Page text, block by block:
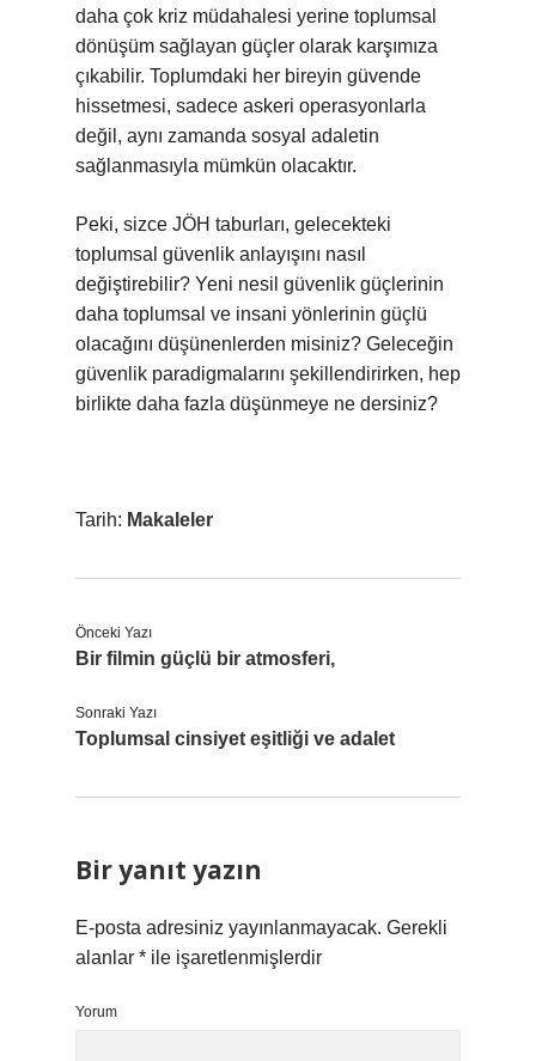
daha çok kriz müdahalesi yerine toplumsal
dönüşüm sağlayan güçler olarak karşımıza
çıkabilir. Toplumdaki her bireyin güvende
hissetmesi, sadece askeri operasyonlarla
değil, aynı zamanda sosyal adaletin
sağlanmasıyla mümkün olacaktır.
Peki, sizce JÖH taburları, gelecekteki
toplumsal güvenlik anlayışını nasıl
değiştirebilir? Yeni nesil güvenlik güçlerinin
daha toplumsal ve insani yönlerinin güçlü
olacağını düşünenlerden misiniz? Geleceğin
güvenlik paradigmalarını şekillendirirken, hep
birlikte daha fazla düşünmeye ne dersiniz?
Tarih: Makaleler
Önceki Yazı
Bir filmin güçlü bir atmosferi,
Sonraki Yazı
Toplumsal cinsiyet eşitliği ve adalet
Bir yanıt yazın
E-posta adresiniz yayınlanmayacak. Gerekli
alanlar * ile işaretlenmişlerdir
Yorum